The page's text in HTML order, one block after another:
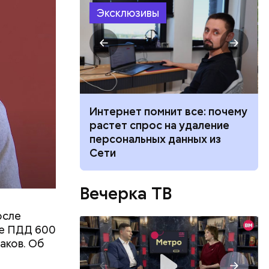
ПДД 600
Об
Эксклюзивы
какой
на
Интернет помнит все: почему
растет спрос на удаление
персональных данных из
Сети
Вечерка ТВ